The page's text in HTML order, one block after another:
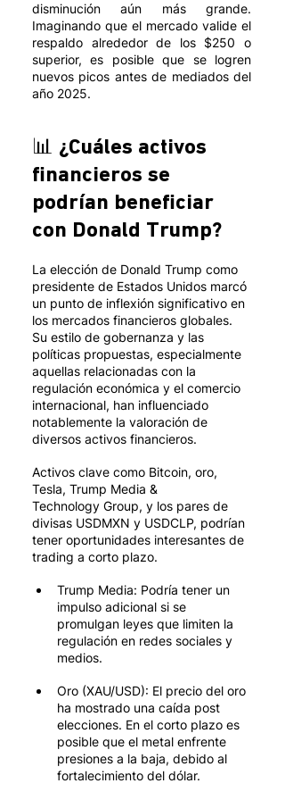
disminución aún más grande.
Imaginando que el mercado valide el
respaldo alrededor de los $250 o
superior, es posible que se logren
nuevos picos antes de mediados del
año 2025.
📊 ¿Cuáles activos
financieros se
podrían beneficiar
con Donald Trump?
La elección de Donald Trump como
presidente de Estados Unidos marcó
un punto de inflexión significativo en
los mercados financieros globales.
Su estilo de gobernanza y las
políticas propuestas, especialmente
aquellas relacionadas con la
regulación económica y el comercio
internacional, han influenciado
notablemente la valoración de
diversos activos financieros.
Activos clave como Bitcoin, oro,
Tesla, Trump Media &
Technology Group, y los pares de
divisas USDMXN y USDCLP, podrían
tener oportunidades interesantes de
trading a corto plazo.
Trump Media: Podría tener un
impulso adicional si se
promulgan leyes que limiten la
regulación en redes sociales y
medios.
Oro (XAU/USD): El precio del oro
ha mostrado una caída post
elecciones. En el corto plazo es
posible que el metal enfrente
presiones a la baja, debido al
fortalecimiento del dólar.